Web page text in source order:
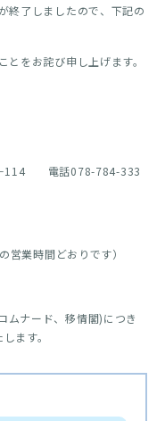
終了しましたので、下記の
をお詫び申し上げます。
114 電話078-784-333
業時間どおりです）
ムナード、移情閣)につき
ます。